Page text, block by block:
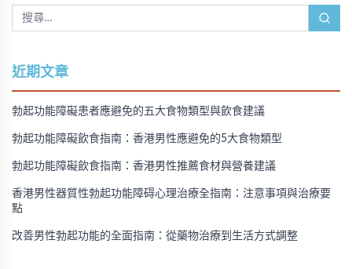
近期文章
勃起功能障礙患者應避免的五大食物類型與飲食建議
勃起功能障礙飲食指南：香港男性應避免的5大食物類型
勃起功能障礙飲食指南：香港男性推薦食材與營養建議
香港男性器質性勃起功能障碍心理治療全指南：注意事項與治療要
點
改善男性勃起功能的全面指南：從藥物治療到生活方式調整